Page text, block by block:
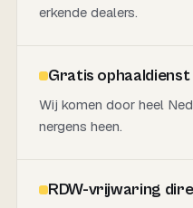
erkende dealers.
Gratis ophaaldienst
Wij komen door heel
nergens heen.
RDW-vrijwaring